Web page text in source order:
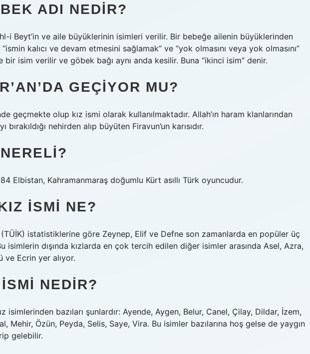
ADI NEDIR?
i Beyt’in ve aile büyüklerinin isimleri verilir. Bir bebeğe ailenin büyüklerinden
kalıcı ve devam etmesini sağlamak” ve “yok olmasını veya yok olmasını”
isim verilir ve göbek bağı aynı anda kesilir. Buna “ikinci isim” denir.
GEÇIYOR MU?
geçmekte olup kız ismi olarak kullanılmaktadır. Allah’ın haram klanlarından
bırakıldığı nehirden alıp büyüten Firavun’un karısıdır.
Elbistan, Kahramanmaraş doğumlu Kürt asıllı Türk oyuncudur.
ISMI NE?
(TÜİK) istatistiklerine göre Zeynep, Elif ve Defne son zamanlarda en popüler üç
isimlerin dışında kızlarda en çok tercih edilen diğer isimler arasında Asel, Azra,
ve Ecrin yer alıyor.
NEDIR?
isimlerinden bazıları şunlardır: Ayende, Aygen, Belur, Canel, Çilay, Dildar, İzem,
Mehir, Özün, Peyda, Selis, Saye, Vira. Bu isimler bazılarına hoş gelse de yaygın
gelebilir.